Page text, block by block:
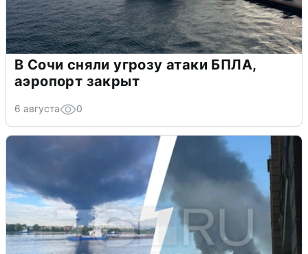
В Сочи сняли угрозу атаки БПЛА,
аэропорт закрыт
6 августа 0